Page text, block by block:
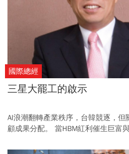
國際總經
三星大罷工的啟示
AI浪潮翻轉產業秩序，台韓競逐，
顧成果分配。 當HBM紅利催生巨富